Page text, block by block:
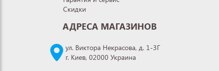
Скидки
АДРЕСА МАГАЗИНОВ
ул. Виктора Некрасова, д. 1-3Г
г. Киев, 02000 Украина